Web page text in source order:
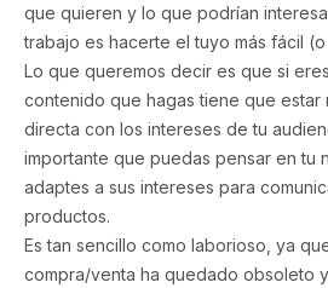
que quieren y lo que podrían
trabajo es hacerte el tuyo más fácil
Lo que queremos decir es que si
contenido que hagas tiene que estar
directa con los intereses de tu
importante que puedas pensar en tu
adaptes a sus intereses para
productos.
Es tan sencillo como laborioso, ya
compra/venta ha quedado obsoleto